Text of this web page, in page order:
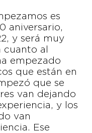
es
aniversario,
y será muy
cuanto al
empezado
que están en
que se
van dejando
y los
van
Ese